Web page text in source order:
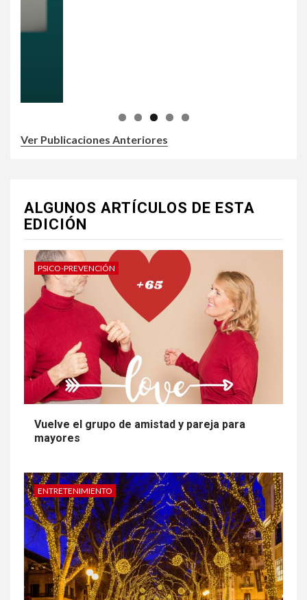
Ver Publicaciones Anteriores
ALGUNOS ARTÍCULOS DE ESTA
EDICIÓN
PSICO-PREVENCIÓN
Vuelve el grupo de amistad y pareja para
mayores
ENTRETENIMIENTO